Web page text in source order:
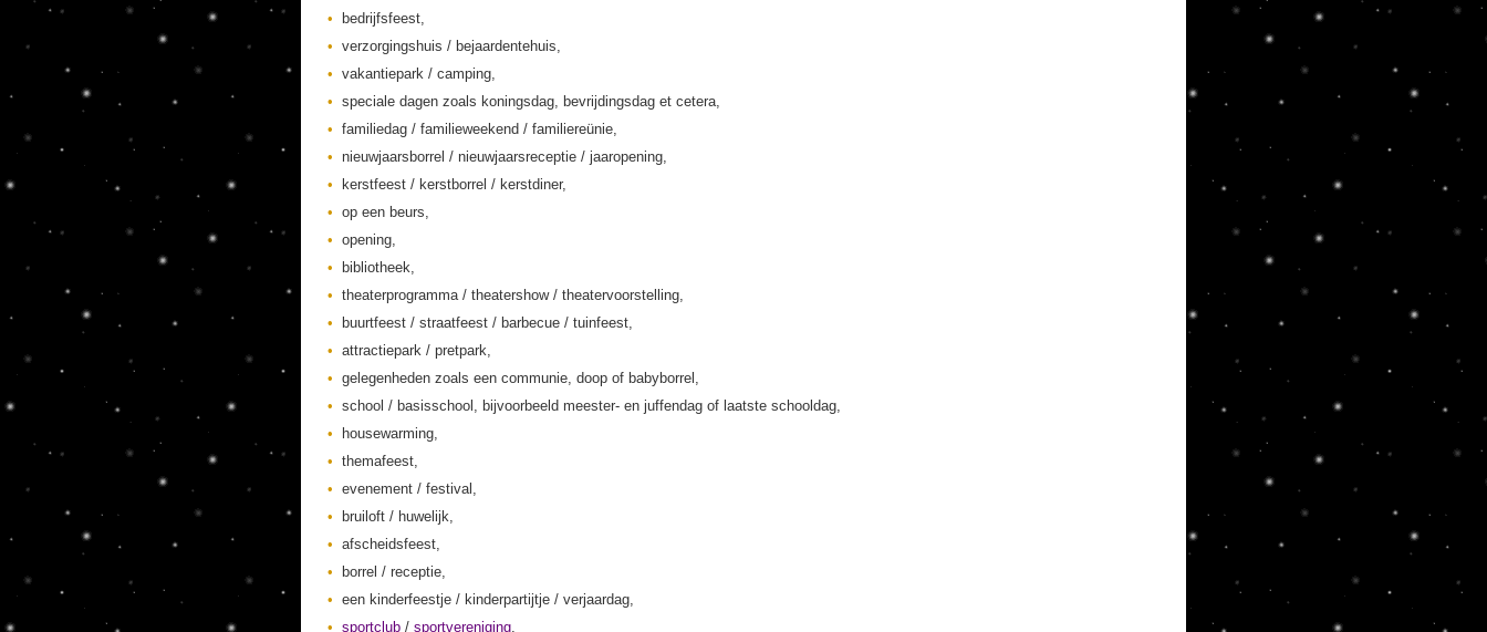
bedrijfsfeest,
verzorgingshuis / bejaardentehuis,
vakantiepark / camping,
speciale dagen zoals koningsdag, bevrijdingsdag et cetera,
familiedag / familieweekend / familiereünie,
nieuwjaarsborrel / nieuwjaarsreceptie / jaaropening,
kerstfeest / kerstborrel / kerstdiner,
op een beurs,
opening,
bibliotheek,
theaterprogramma / theatershow / theatervoorstelling,
buurtfeest / straatfeest / barbecue / tuinfeest,
attractiepark / pretpark,
gelegenheden zoals een communie, doop of babyborrel,
school / basisschool, bijvoorbeeld meester- en juffendag of laatste schooldag,
housewarming,
themafeest,
evenement / festival,
bruiloft / huwelijk,
afscheidsfeest,
borrel / receptie,
een kinderfeestje / kinderpartijtje / verjaardag,
sportclub / sportvereniging,